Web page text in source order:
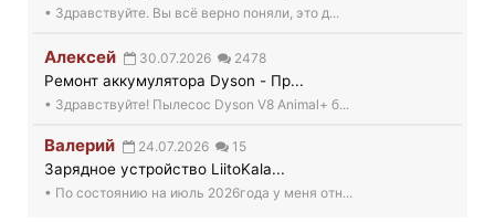
• Здравствуйте. Вы всё верно поняли, это д...
Алексей 30.07.2026 2478
Ремонт аккумулятора Dyson - Пр...
• Здравствуйте! Пылесос Dyson V8 Animal+ б...
Валерий 24.07.2026 15
Зарядное устройство LiitoKala...
• По состоянию на июль 2026года у меня отн...